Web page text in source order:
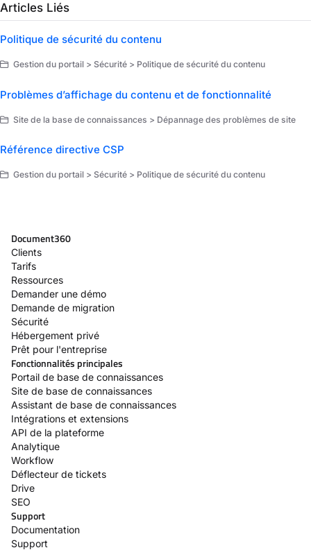
Articles Liés
Politique de sécurité du contenu
Gestion du portail > Sécurité > Politique de sécurité du contenu
Problèmes d’affichage du contenu et de fonctionnalité
Site de la base de connaissances > Dépannage des problèmes de site
Référence directive CSP
Gestion du portail > Sécurité > Politique de sécurité du contenu
Document360
Clients
Tarifs
Ressources
Demander une démo
Demande de migration
Sécurité
Hébergement privé
Prêt pour l'entreprise
Fonctionnalités principales
Portail de base de connaissances
Site de base de connaissances
Assistant de base de connaissances
Intégrations et extensions
API de la plateforme
Analytique
Workflow
Déflecteur de tickets
Drive
SEO
Support
Documentation
Support